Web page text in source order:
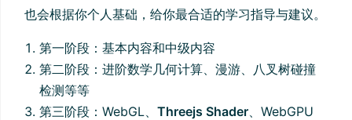
也会根据你个人基础，给你最合适的学习指导与建议。
第一阶段：基本内容和中级内容
第二阶段：进阶数学几何计算、漫游、八叉树碰撞
检测等等
第三阶段：WebGL、Threejs Shader 、WebGPU